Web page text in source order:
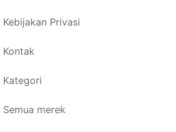
Kebijakan Privasi
Kontak
Kategori
Semua merek